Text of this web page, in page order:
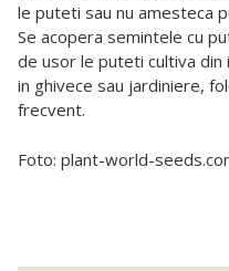
le puteti sau nu amesteca
Se acopera semintele cu
de usor le puteti cultiva din
in ghivece sau jardiniere,
frecvent.
Foto: plant-world-